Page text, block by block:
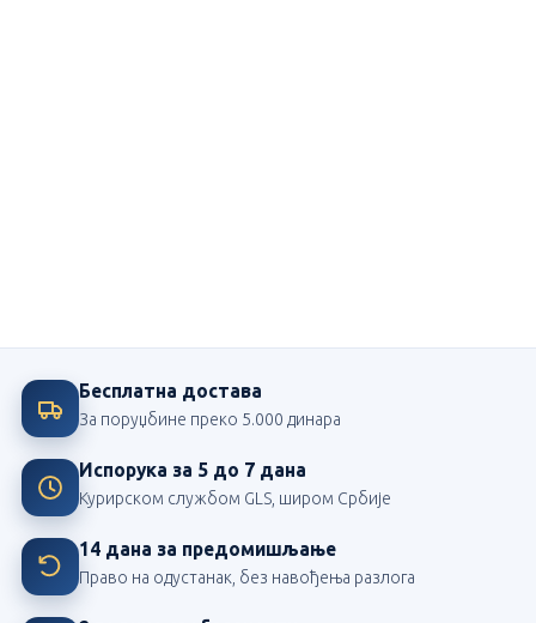
Бесплатна достава
За поруџбине преко 5.000 динара
Испорука за 5 до 7 дана
Курирском службом GLS, широм Србије
14 дана за предомишљање
Право на одустанак, без навођења разлога